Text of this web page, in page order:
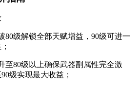
80级解锁全部天赋增益，90级可进一
至80级以上确保武器副属性完全激
级实现最大收益；